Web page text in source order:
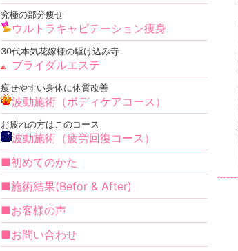
究極の部分痩せ
ウルトラキャビテーション痩身
30代本気花嫁様の駆け込み寺
ブライダルエステ
痩せやすい身体に体質改善
波動施術（ボディケアコース）
お疲れの方はこのコース
波動施術（疲労回復コース）
■初めてのかた
■施術結果(Befor & After)
■お客様の声
■お問い合わせ